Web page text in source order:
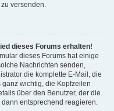
versenden.
dieses Forums erhalten!
dieses Forums hat einige
Nachrichten senden,
die komplette E-Mail, die
wichtig, die Kopfzeilen
über den Benutzer, der die
dann entsprechend reagieren.